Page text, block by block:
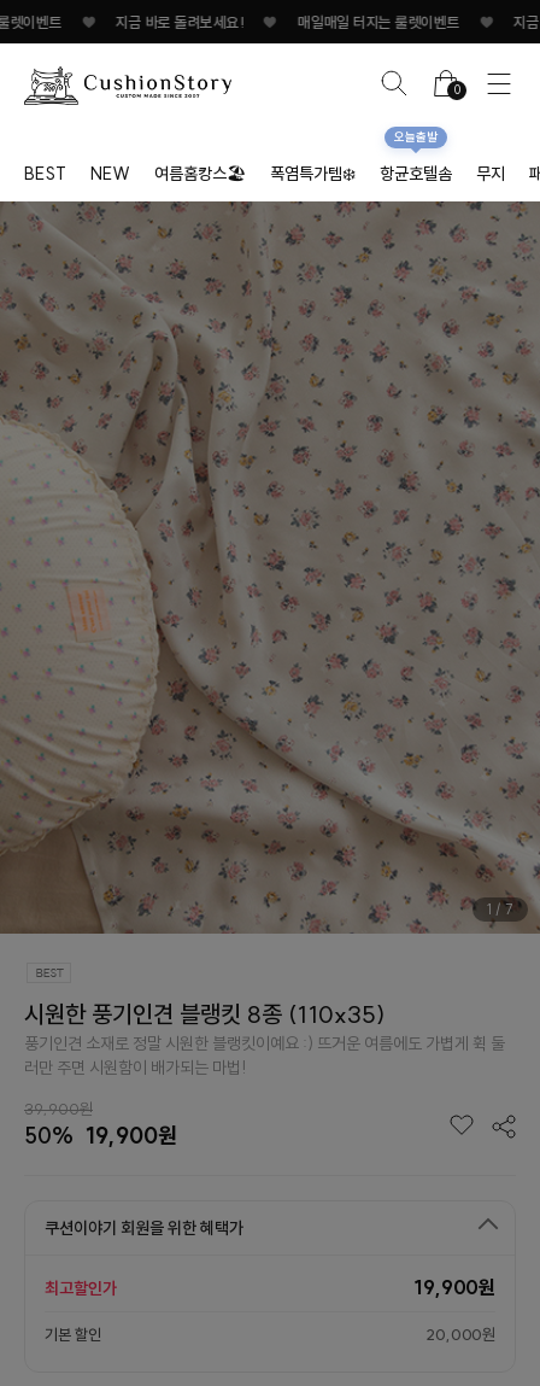
♥ 지금 바로 돌려보세요! ♥ 매일매일 터지는 룰렛이벤트 ♥ 지금 바로 돌려
0
BEST NEW 여름홈캉스🏖 폭염특가템❄️ 항균호텔솜
오늘출발
무지
1 /7
시원한 풍기인견 블랭킷 8종 (110x35)
풍기인견 소재로 정말 시원한 블랭킷이예요 :) 뜨거운 여름에도 가볍게 휙 둘
러만 주면 시원함이 배가되는 마법!
39,900원
50% 19,900원
쿠션이야기 회원을 위한 혜택가
최고할인가 19,900원
기본 할인 20,000원